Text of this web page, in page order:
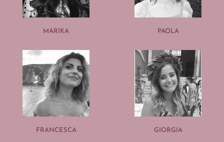
MARIKA PAOLA
FRANCESCA GIORGIA